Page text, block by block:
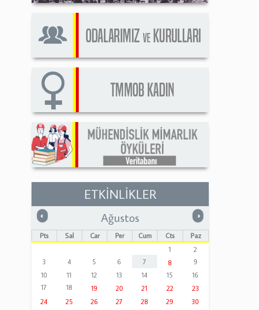
ETKİNLİKLER
« Önceki »Sonraki
Ağustos
Pts Sal Çar Per Cum Cts
Paz
1
2
3
4 5 6 7 8
9
10
11 12 13 14 15
16
17
18 19 20 21 22
23
24
25 26 27 28 29
30